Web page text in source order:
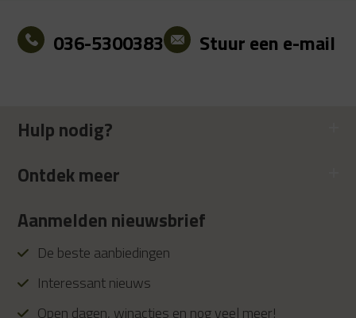
036-5300383 Stuur een e-mail
Hulp nodig?
Ontdek meer
Aanmelden nieuwsbrief
De beste aanbiedingen
Interessant nieuws
Open dagen, winacties en nog veel meer!